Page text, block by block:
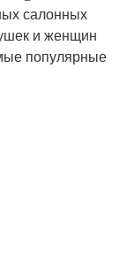
салонных
и женщин
популярные